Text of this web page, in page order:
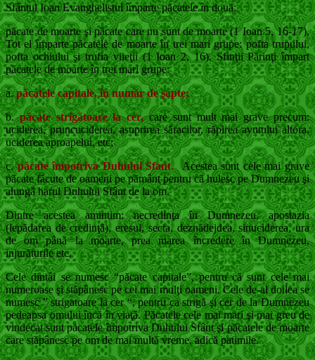
Sfântul Ioan Evanghelistul împarte păcatele în două:
păcate de moarte şi păcate care nu sunt de moarte (1 Ioan 5, 16-17).
Tot el împarte păcatele de moarte în trei mari grupe: pofta trupului,
pofta ochiului şi trufia viieţii (1 Ioan 2, 16). Sfinţii Părinţi împart
păcatele de moarte în trei mari grupe:
a. păcatele capitale, în număr de şapte;
b. păcate strigătoare la cer,care sunt mult mai grave precum:
uciderea, pruncuciderea, asuprirea săracilor, răpirea avutului altora,
uciderea aproapelui, etc;
c.păcate împotriva Duhului Sfant.Acestea sunt cele mai grave
păcate făcute de oameni pe pământ pentru că hulesc pe Dumnezeu şi
alungă harul Duhului Sfânt de la om.
Dintre acestea amintim: necredinţa în Dumnezeu, apostazia
(lepădarea de credinţă), eresul, secta, deznădejdea, sinuciderea, ura
de om până la moarte, prea marea încredere în Dumnezeu,
injurăturile etc.
Cele dintâi se numesc “păcate capitale”, pentru că sunt cele mai
numeroase şi stăpânesc pe cei mai mulţi oameni. Cele de-al doilea se
numesc ” strigatoare la cer “, pentru ca strigă şi cer de la Dumnezeu
pedeapsa omului încă în viaţă. Păcatele cele mai mari şi mai greu de
vindecat sunt păcatele împotriva Duhului Sfânt şi păcatele de moarte
care stăpânesc pe om de mai multă vreme, adică patimile.